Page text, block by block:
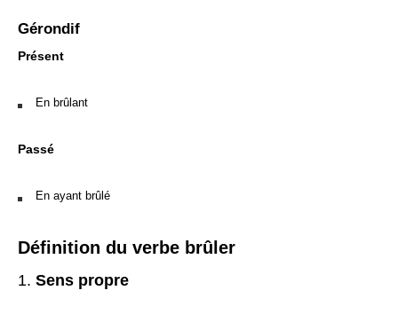
Gérondif
Présent
En brûlant
Passé
En ayant brûlé
Définition du verbe brûler
Sens propre